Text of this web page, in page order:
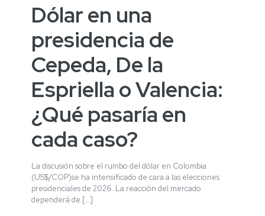
Dólar en una
presidencia de
Cepeda, De la
Espriella o Valencia:
¿Qué pasaría en
cada caso?
La discusión sobre el rumbo del dólar en Colombia
(US$/COP)se ha intensificado de cara a las elecciones
presidenciales de 2026. La reacción del mercado
dependerá de […]